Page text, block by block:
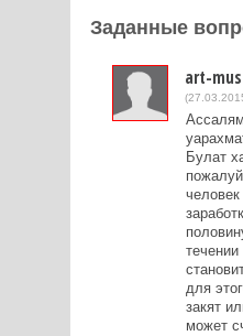
Заданные
art-mus
Булат
для
закят
может